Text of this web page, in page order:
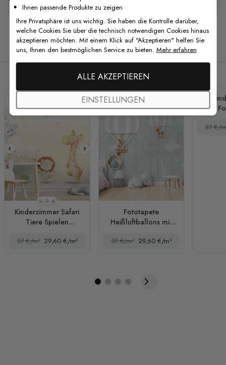
Verwandte Produkte
Stil 1
Stil 2
Stil 3
Kinderzimmer Safari
Tiere Spielen
37 €/m² 29,60 €/m²
Fototapete
Heißluftballons mit
37 €/m² 29,60 €/m²
37 €/
Ihnen passende Produkte zu zeigen
Ihre Privatsphäre ist uns wichtig. Sie haben die Kontrolle darüber,
welche Cookies Sie über die technisch notwendigen Cookies hinaus
akzeptieren möchten. Mit einem Klick auf "Akzeptieren" helfen Sie
uns, Ihnen den bestmöglichen Service zu bieten. Mehr erfahren
ALLE AKZEPTIEREN
EINSTELLUNGEN